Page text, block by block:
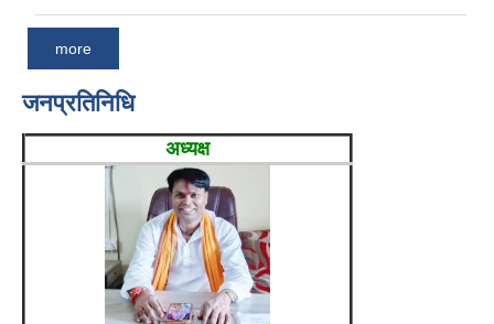
more
जनप्रतिनिधि
अध्यक्ष